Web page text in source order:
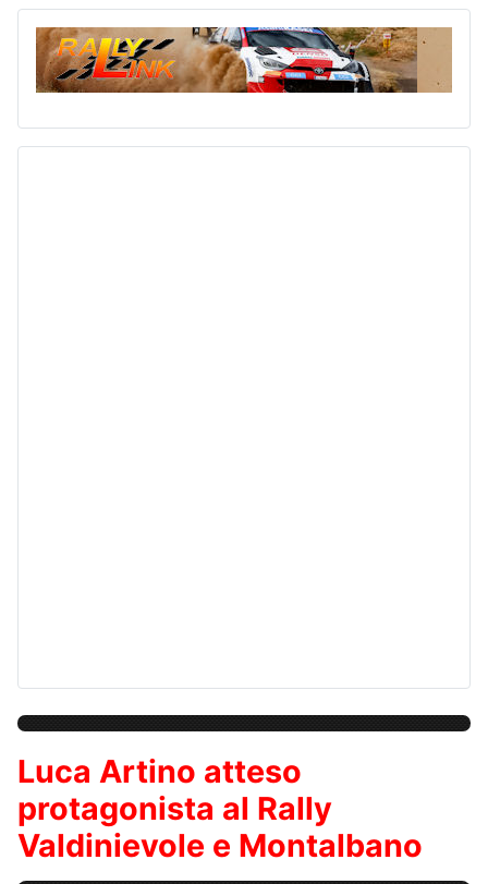
Luca Artino atteso
protagonista al Rally
Valdinievole e Montalbano